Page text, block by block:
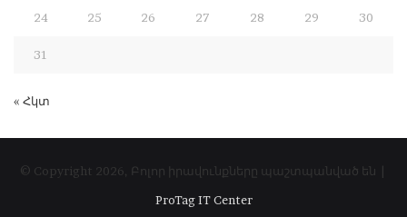
24 25 26 27 28 29 30
31
« Հկտ
© Copyright 2026, Բոլոր իրավունքները պաշտպանված են |
ProTag IT Center